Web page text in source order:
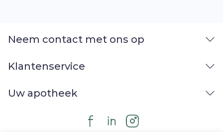
Neem contact met ons op
Klantenservice
Uw apotheek